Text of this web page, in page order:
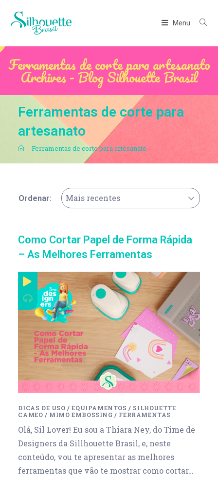
Menu
Ferramentas de corte para artesanato
Archives - Blog Silhouette Brasil
Ferramentas de corte para
artesanato
. Ferramentas de corte para artesanato
Ordenar: Mais recentes
Como Cortar Papel de Forma Rápida
– As Melhores Ferramentas
DICAS DE USO /EQUIPAMENTOS / SILHOUETTE
CAMEO / MIMO EMBOSSING / FERRAMENTAS
Olá, Sil Lover! Eu sou a Thiara Ney, do Time de
Designers da Sillhouette Brasil, e, neste
conteúdo, vou te apresentar as melhores
ferramentas que vão te mostrar como cortar…